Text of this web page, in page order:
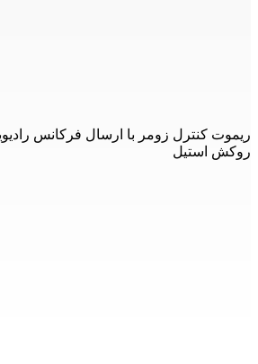
روکش استیل